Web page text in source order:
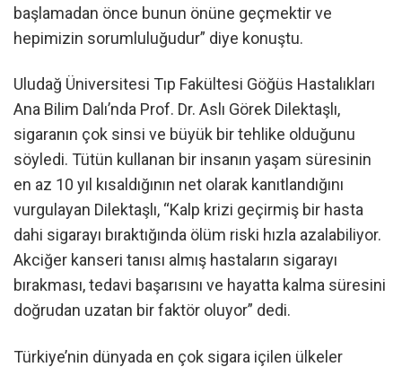
başlamadan önce bunun önüne geçmektir ve
hepimizin sorumluluğudur” diye konuştu.
Uludağ Üniversitesi Tıp Fakültesi Göğüs Hastalıkları
Ana Bilim Dalı’nda Prof. Dr. Aslı Görek Dilektaşlı,
sigaranın çok sinsi ve büyük bir tehlike olduğunu
söyledi. Tütün kullanan bir insanın yaşam süresinin
en az 10 yıl kısaldığının net olarak kanıtlandığını
vurgulayan Dilektaşlı, “Kalp krizi geçirmiş bir hasta
dahi sigarayı bıraktığında ölüm riski hızla azalabiliyor.
Akciğer kanseri tanısı almış hastaların sigarayı
bırakması, tedavi başarısını ve hayatta kalma süresini
doğrudan uzatan bir faktör oluyor” dedi.
Türkiye’nin dünyada en çok sigara içilen ülkeler